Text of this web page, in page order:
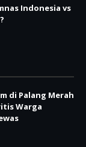
Indonesia vs
di Palang Merah
Warga